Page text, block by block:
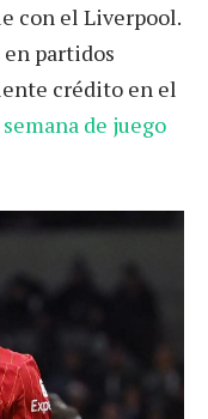
con el Liverpool.
en partidos
crédito en el
de juego